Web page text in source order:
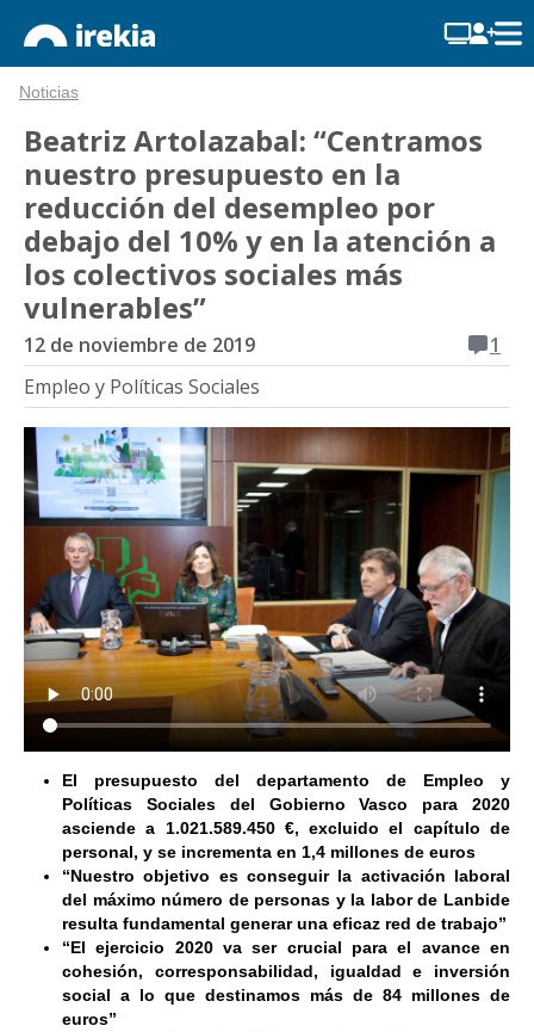
Noticias
Beatriz Artolazabal: “Centramos
nuestro presupuesto en la
reducción del desempleo por
debajo del 10% y en la atención a
los colectivos sociales más
vulnerables”
12 de noviembre de 2019
1
Empleo y Políticas Sociales
El presupuesto del departamento de Empleo y
Políticas Sociales del Gobierno Vasco para 2020
asciende a 1.021.589.450 €, excluido el capítulo de
personal, y se incrementa en 1,4 millones de euros
“Nuestro objetivo es conseguir la activación laboral
del máximo número de personas y la labor de Lanbide
resulta fundamental generar una eficaz red de trabajo”
“El ejercicio 2020 va ser crucial para el avance en
cohesión, corresponsabilidad, igualdad e inversión
social a lo que destinamos más de 84 millones de
euros”